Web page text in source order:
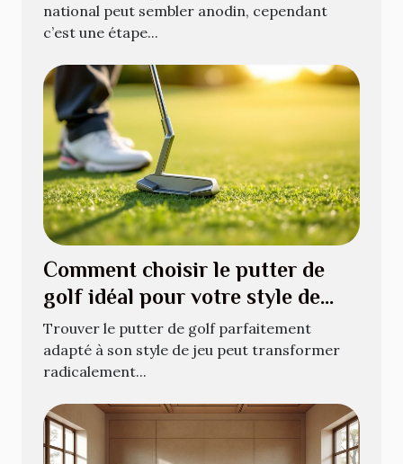
national peut sembler anodin, cependant
c’est une étape...
Comment choisir le putter de
golf idéal pour votre style de
jeu ?
Trouver le putter de golf parfaitement
adapté à son style de jeu peut transformer
radicalement...